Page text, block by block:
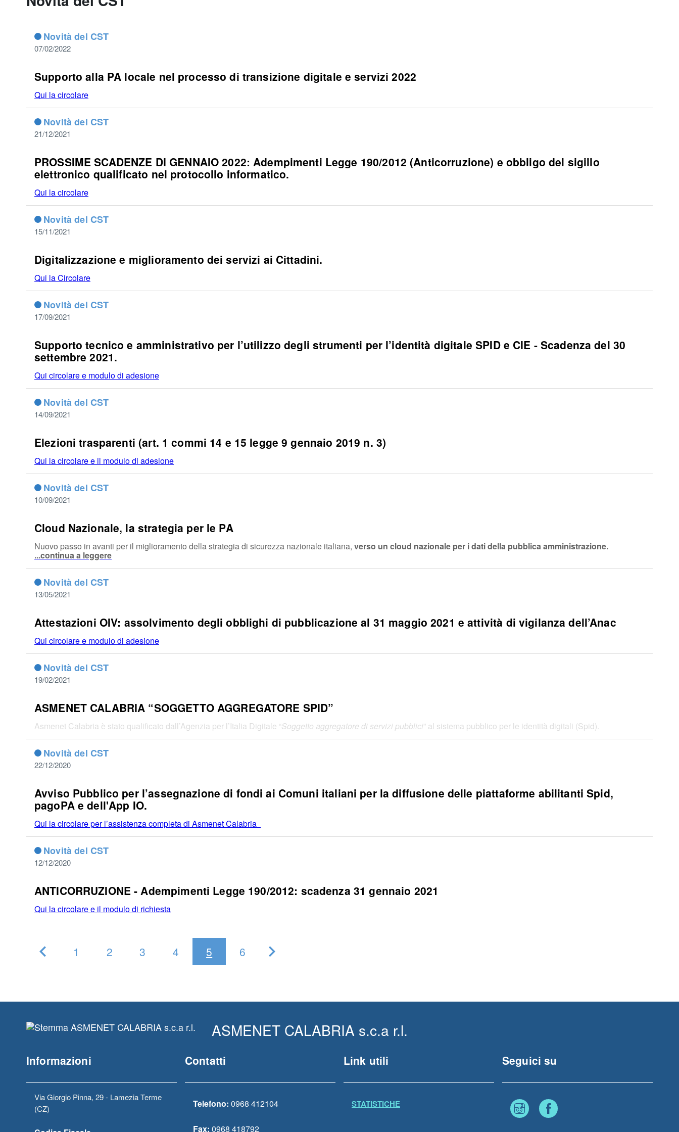
Novità del CST
07/02/2022
Supporto alla PA locale nel processo di transizione digitale e servizi 2022
Qui la circolare
Novità del CST
21/12/2021
PROSSIME SCADENZE DI GENNAIO 2022: Adempimenti Legge 190/2012 (Anticorruzione) e obbligo del sigillo
elettronico qualificato nel protocollo informatico.
Qui la circolare
Novità del CST
15/11/2021
Digitalizzazione e miglioramento dei servizi ai Cittadini.
Qui la Circolare
Novità del CST
17/09/2021
Supporto tecnico e amministrativo per l’utilizzo degli strumenti per l’identità digitale SPID e CIE - Scadenza del 30
settembre 2021.
Qui circolare e modulo di adesione
Novità del CST
14/09/2021
Elezioni trasparenti (art. 1 commi 14 e 15 legge 9 gennaio 2019 n. 3)
Qui la circolare e il modulo di adesione
Novità del CST
10/09/2021
Cloud Nazionale, la strategia per le PA
Nuovo passo in avanti per il miglioramento della strategia di sicurezza nazionale italiana, verso un cloud nazionale per i dati della pubblica amministrazione.
...continua a leggere
Novità del CST
13/05/2021
Attestazioni OIV: assolvimento degli obblighi di pubblicazione al 31 maggio 2021 e attività di vigilanza dell’Anac
Qui circolare e modulo di adesione
Novità del CST
19/02/2021
ASMENET CALABRIA “SOGGETTO AGGREGATORE SPID”
Asmenet Calabria è stato qualificato dall’Agenzia per l’Italia Digitale “Soggetto aggregatore di servizi pubblici” al sistema pubblico per le identità digitali (Spid).
Novità del CST
22/12/2020
Avviso Pubblico per l’assegnazione di fondi ai Comuni italiani per la diffusione delle piattaforme abilitanti Spid,
pagoPA e dell'App IO.
Qui la circolare per l’assistenza completa di Asmenet Calabria
Novità del CST
12/12/2020
ANTICORRUZIONE - Adempimenti Legge 190/2012: scadenza 31 gennaio 2021
Qui la circolare e il modulo di richiesta
Precedente
1 2 3 4 5 6
ASMENET CALABRIA s.c.a r.l.
Informazioni
Via Giorgio Pinna, 29 - Lamezia Terme
(CZ)
Contatti
Telefono: 0968 412104
Fax: 0968 418792
Link utili
STATISTICHE
Seguici su
Instagram